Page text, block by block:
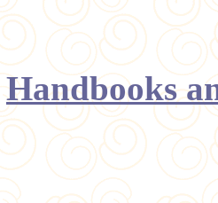
Handbooks